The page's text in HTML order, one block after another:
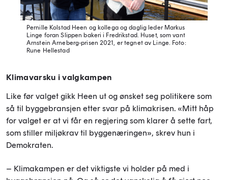
Pernille Kolstad Heen og kollega og daglig leder Markus
Linge foran Slippen bakeri i Fredrikstad. Huset, som vant
Arnstein Arneberg-prisen 2021, er tegnet av Linge. Foto:
Rune Hellestad
Klimavarsku i valgkampen
Like før valget gikk Heen ut og ønsket seg politikere som
så til byggebransjen etter svar på klimakrisen. «Mitt håp
for valget er at vi får en regjering som klarer å sette fart,
som stiller miljøkrav til byggenæringen», skrev hun i
Demokraten.
– Klimakampen er det viktigste vi holder på med i